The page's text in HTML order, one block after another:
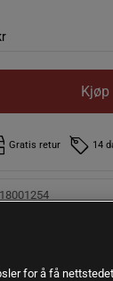
Kjøp
Gratis retur 14
omega-3 fra
i stedet
for å få